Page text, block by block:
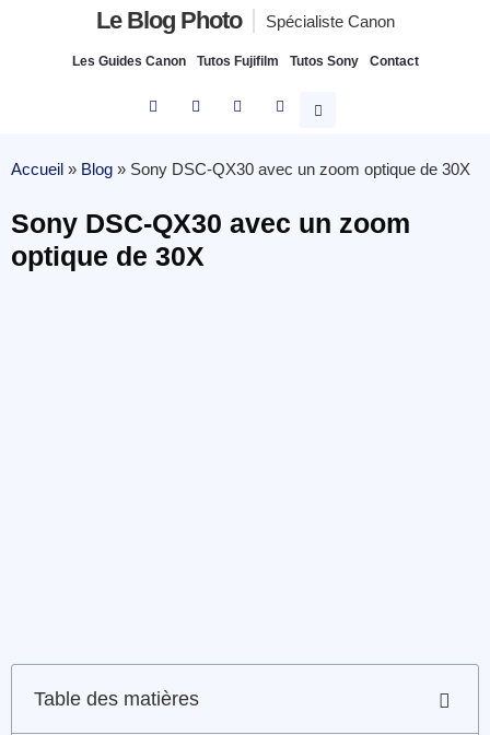
Le Blog Photo Spécialiste Canon
Les Guides Canon Tutos Fujifilm Tutos Sony Contact
Accueil » Blog » Sony DSC-QX30 avec un zoom optique de 30X
Sony DSC-QX30 avec un zoom
optique de 30X
Table des matières